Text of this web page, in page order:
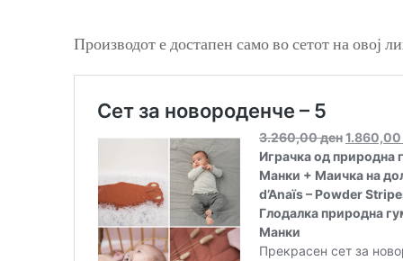
Производот е достапен само во сетот на овој